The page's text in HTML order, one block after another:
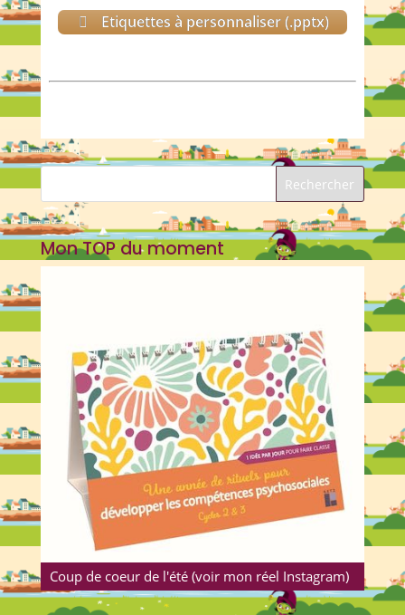
Etiquettes à personnaliser (.pptx)
Mon TOP du moment
Coup de coeur de l'été (voir mon réel Instagram)